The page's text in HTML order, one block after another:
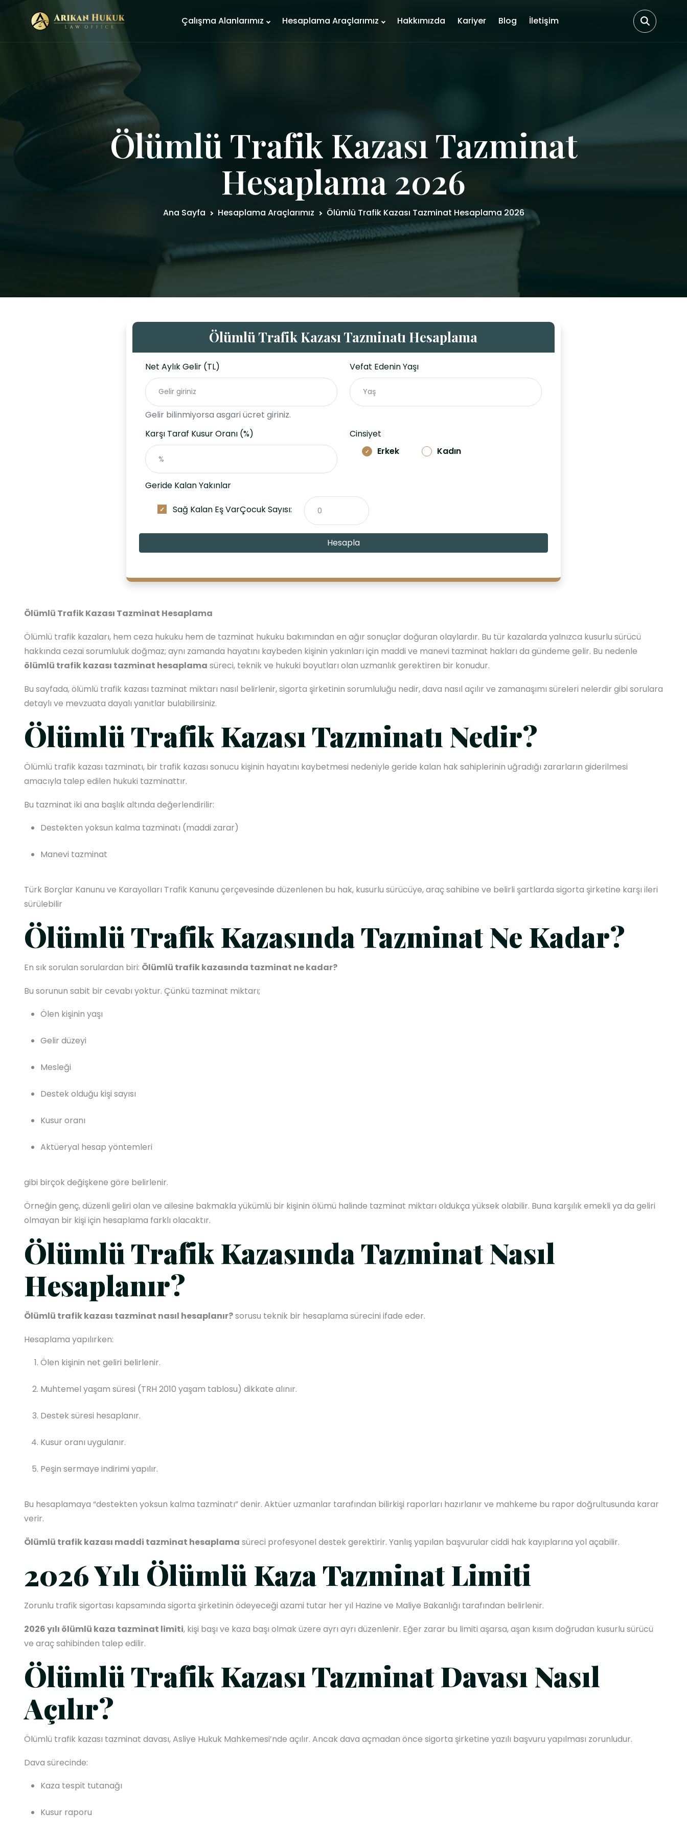
Çalışma Alanlarımız Hesaplama Araçlarımız Hakkımızda Kariyer Blog İletişim
Ölümlü Trafik Kazası Tazminat
Hesaplama 2026
Ana Sayfa Hesaplama Araçlarımız Ölümlü Trafik Kazası Tazminat Hesaplama 2026
Ölümlü Trafik Kazası Tazminatı Hesaplama
Net Aylık Gelir (TL)
Gelir bilinmiyorsa asgari ücret giriniz.
Vefat Edenin Yaşı
Karşı Taraf Kusur Oranı (%)
Cinsiyet
Erkek
Kadın
Geride Kalan Yakınlar
Sağ Kalan Eş VarÇocuk Sayısı:
Hesapla
Ölümlü Trafik Kazası Tazminat Hesaplama
Ölümlü trafik kazaları, hem ceza hukuku hem de tazminat hukuku bakımından en ağır sonuçlar doğuran olaylardır. Bu tür kazalarda yalnızca kusurlu sürücü
hakkında cezai sorumluluk doğmaz; aynı zamanda hayatını kaybeden kişinin yakınları için maddi ve manevi tazminat hakları da gündeme gelir. Bu nedenle
ölümlü trafik kazası tazminat hesaplama süreci, teknik ve hukuki boyutları olan uzmanlık gerektiren bir konudur.
Bu sayfada, ölümlü trafik kazası tazminat miktarı nasıl belirlenir, sigorta şirketinin sorumluluğu nedir, dava nasıl açılır ve zamanaşımı süreleri nelerdir gibi sorulara
detaylı ve mevzuata dayalı yanıtlar bulabilirsiniz.
Ölümlü Trafik Kazası Tazminatı Nedir?
Ölümlü trafik kazası tazminatı, bir trafik kazası sonucu kişinin hayatını kaybetmesi nedeniyle geride kalan hak sahiplerinin uğradığı zararların giderilmesi
amacıyla talep edilen hukuki tazminattır.
Bu tazminat iki ana başlık altında değerlendirilir:
Destekten yoksun kalma tazminatı (maddi zarar)
Manevi tazminat
Türk Borçlar Kanunu ve Karayolları Trafik Kanunu çerçevesinde düzenlenen bu hak, kusurlu sürücüye, araç sahibine ve belirli şartlarda sigorta şirketine karşı ileri
sürülebilir
Ölümlü Trafik Kazasında Tazminat Ne Kadar?
En sık sorulan sorulardan biri: Ölümlü trafik kazasında tazminat ne kadar?
Bu sorunun sabit bir cevabı yoktur. Çünkü tazminat miktarı;
Ölen kişinin yaşı
Gelir düzeyi
Mesleği
Destek olduğu kişi sayısı
Kusur oranı
Aktüeryal hesap yöntemleri
gibi birçok değişkene göre belirlenir.
Örneğin genç, düzenli geliri olan ve ailesine bakmakla yükümlü bir kişinin ölümü halinde tazminat miktarı oldukça yüksek olabilir. Buna karşılık emekli ya da geliri
olmayan bir kişi için hesaplama farklı olacaktır.
Ölümlü Trafik Kazasında Tazminat Nasıl
Hesaplanır?
Ölümlü trafik kazası tazminat nasıl hesaplanır?sorusu teknik bir hesaplama sürecini ifade eder.
Hesaplama yapılırken:
Ölen kişinin net geliri belirlenir.
Muhtemel yaşam süresi (TRH 2010 yaşam tablosu) dikkate alınır.
Destek süresi hesaplanır.
Kusur oranı uygulanır.
Peşin sermaye indirimi yapılır.
Bu hesaplamaya “destekten yoksun kalma tazminatı” denir. Aktüer uzmanlar tarafından bilirkişi raporları hazırlanır ve mahkeme bu rapor doğrultusunda karar
verir.
Ölümlü trafik kazası maddi tazminat hesaplama süreci profesyonel destek gerektirir. Yanlış yapılan başvurular ciddi hak kayıplarına yol açabilir.
2026 Yılı Ölümlü Kaza Tazminat Limiti
Zorunlu trafik sigortası kapsamında sigorta şirketinin ödeyeceği azami tutar her yıl Hazine ve Maliye Bakanlığı tarafından belirlenir.
2026 yılı ölümlü kaza tazminat limiti, kişi başı ve kaza başı olmak üzere ayrı ayrı düzenlenir. Eğer zarar bu limiti aşarsa, aşan kısım doğrudan kusurlu sürücü
ve araç sahibinden talep edilir.
Ölümlü Trafik Kazası Tazminat Davası Nasıl
Açılır?
Ölümlü trafik kazası tazminat davası, Asliye Hukuk Mahkemesi’nde açılır. Ancak dava açmadan önce sigorta şirketine yazılı başvuru yapılması zorunludur.
Dava sürecinde:
Kaza tespit tutanağı
Kusur raporu